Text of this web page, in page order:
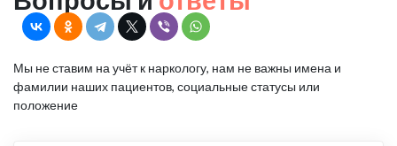
Мы не ставим на учёт к наркологу, нам не важны имена и
фамилии наших пациентов, социальные статусы или
положение